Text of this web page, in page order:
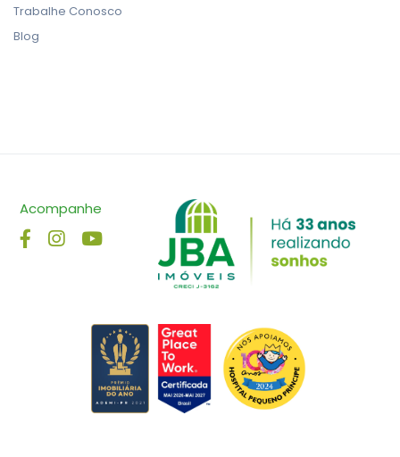
Trabalhe Conosco
Blog
Acompanhe